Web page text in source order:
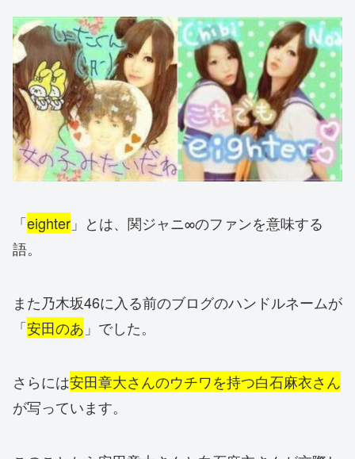
「eighter 」とは、関ジャニ∞のファンを意味する
語。
また乃木坂46に入る前のブログのハンドルネームが
「安田のあ 」でした。
さらには安田章大さんのウチワを持つ白石麻衣さん
が写っています。